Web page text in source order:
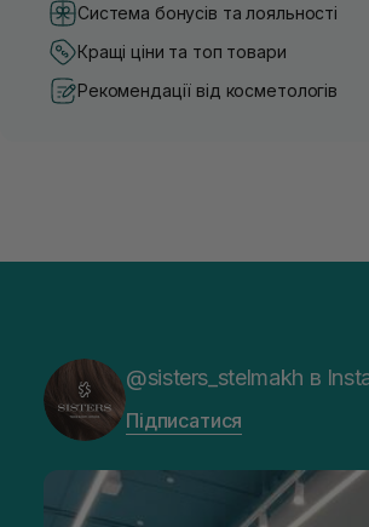
Система бонусів та лояльності
Кращі ціни та топ товари
Рекомендації від косметологів
@sisters_stelmakh в
Підписатися